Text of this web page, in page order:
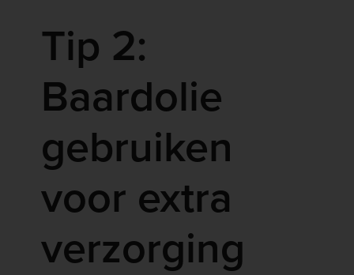
Tip 2:
Baardolie
gebruiken
voor extra
verzorging